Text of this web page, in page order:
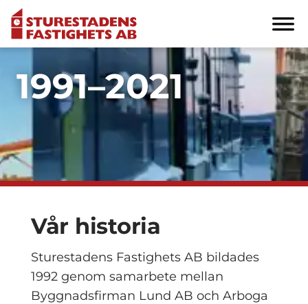
1991–2021
Vår historia
Sturestadens Fastighets AB bildades
1992 genom samarbete mellan
Byggnadsfirman Lund AB och Arboga